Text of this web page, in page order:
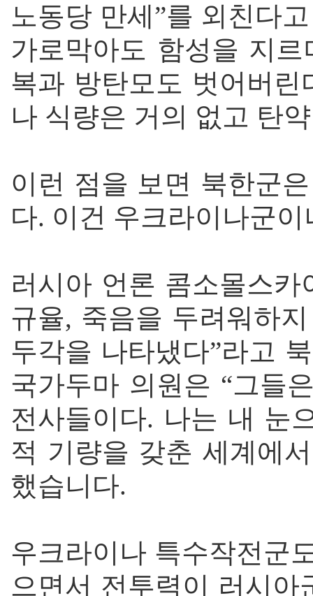
노동당 만세”를 외친다
가로막아도 함성을 지
복과 방탄모도 벗어버
나 식량은 거의 없고 탄
이런 점을 보면 북한군
다. 이건 우크라이나군
러시아 언론 콤소몰스
규율, 죽음을 두려워하
두각을 나타냈다”라고
국가두마 의원은 “그들
전사들이다. 나는 내 눈
적 기량을 갖춘 세계에
했습니다.
우크라이나 특수작전군
으면서 전투력이 러시아